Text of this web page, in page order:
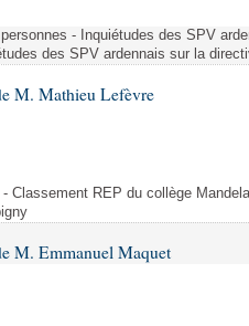
- Inquiétudes des SPV
des SPV ardennais sur la
M. Mathieu Lefèvre
Classement REP du collège
M. Emmanuel Maquet